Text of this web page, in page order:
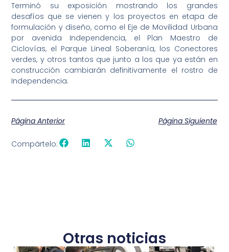
Terminó su exposición mostrando los grandes
desafíos que se vienen y los proyectos en etapa de
formulación y diseño, como el Eje de Movilidad Urbana
por avenida Independencia, el Plan Maestro de
Ciclovías, el Parque Lineal Soberanía, los Conectores
verdes, y otros tantos que junto a los que ya están en
construcción cambiarán definitivamente el rostro de
Independencia.
Página Anterior Página Siguiente
Compártelo:
Otras noticias